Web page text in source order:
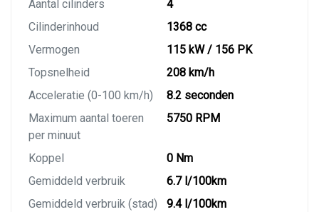
Aantal cilinders
4
Cilinderinhoud
1368 cc
Vermogen
115 kW / 156 PK
Topsnelheid
208 km/h
Acceleratie (0-100 km/h)
8.2 seconden
Maximum aantal toeren
per minuut
5750 RPM
Koppel
0 Nm
Gemiddeld verbruik
6.7 l/100km
Gemiddeld verbruik (stad)
9.4 l/100km